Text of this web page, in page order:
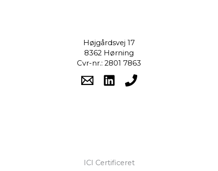
Højgårdsvej 17
8362 Hørning
Cvr-nr.: 2801 7863
ICI Certificeret